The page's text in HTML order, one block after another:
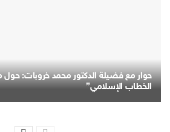
حوار مع فضيلة الدكتور محمد خروبات: حول
الخطاب الإسلامي”